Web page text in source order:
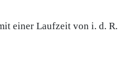
einer Laufzeit von i. d. R.